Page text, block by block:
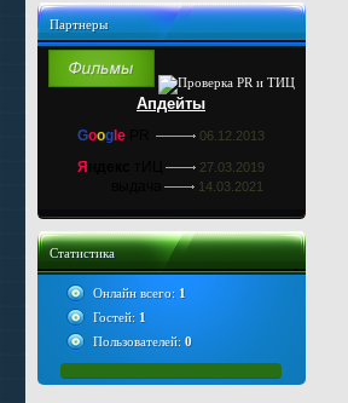
Партнеры
Апдейты
Goog le 06.12.2013
Я 27.03.2019
14.03.2021
Статистика
Онлайн всего: 1
Гостей: 1
Пользователей: 0